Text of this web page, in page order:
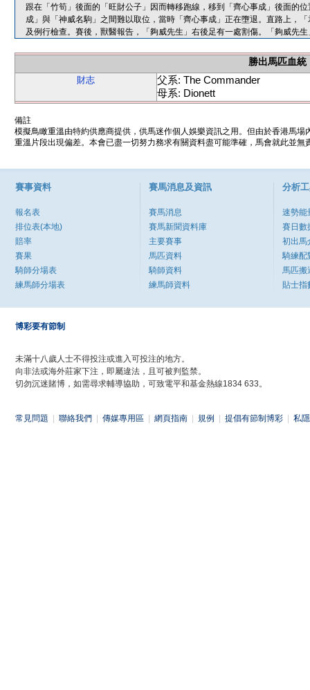
跟在「竹筍」後面的「旺財公子」因而轉移跑線，移到「齊心事成」後面的
成」與「神威名駒」之間難以取位，當時「齊心事成」正在墮退。直路上，
及例行檢查。賽後，獸醫報告，「夠威先生」右後足有一處割傷。「夠威先
勝出馬匹血統
財志
父系: The Commander
母系: Dionett
備註
模擬鳥瞰重溫由特約供應商提供，供馬迷作個人娛樂資訊之用。但由於香港馬
重溫片段出現偏差。本會已盡一切努力務求有關資料盡可能準確，馬會就此並
賽事資料
報名表
排位表(本地)
賠率
賽果
騎師分場表
練馬師分場表
賽馬消息及資訊
賽馬消息
賽馬新聞資料庫
主要賽事
馬匹資料
騎師資料
練馬師資料
分析
速勢能
賽日數
初出馬
騎練配
馬匹搬
貼士指
博彩要有節制
未滿十八歲人士不得投注或進入可投注的地方。
向非法或海外莊家下注，即屬違法，且可被判監禁。
切勿沉迷賭博，如需尋求輔導協助，可致電平和基金熱線1834 633。
常見問題 聯絡我們 傳媒專用區 網頁指南 規例 提倡有節制博彩 私